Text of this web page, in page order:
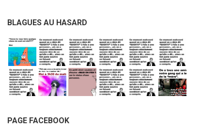
BLAGUES AU HASARD
PAGE FACEBOOK